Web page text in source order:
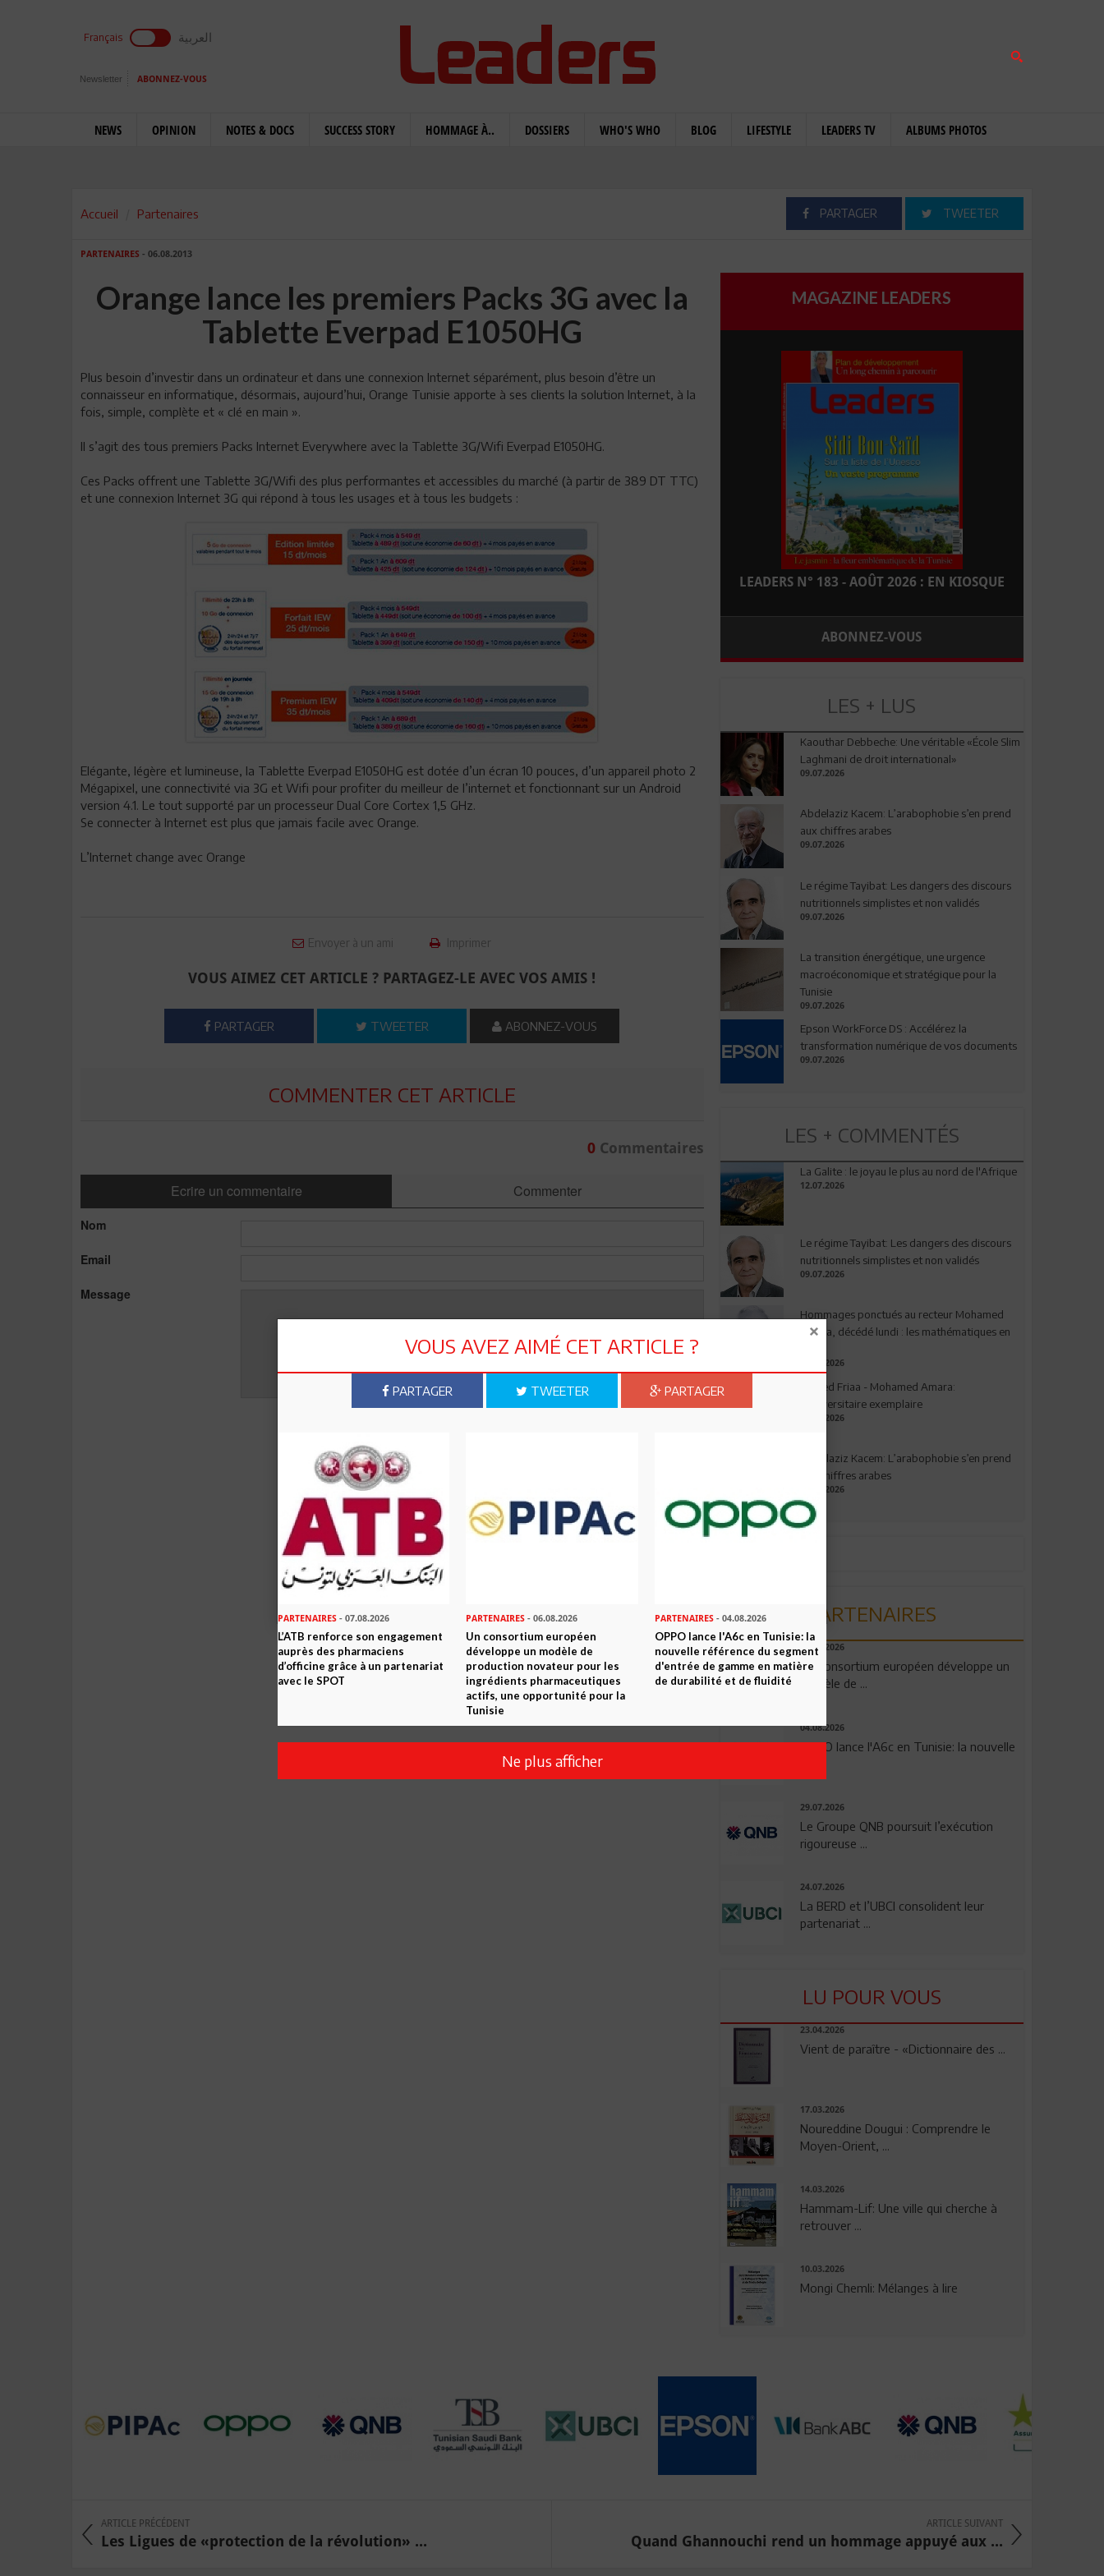
Français العربية
Newsletter ABONNEZ-VOUS
NEWS OPINION NOTES & DOCS SUCCESS STORY HOMMAGE À.. DOSSIERS WHO'S WHO BLOG LIFESTYLE LEADERS TV ALBUMS PHOTOS
Accueil Partenaires PARTAGER TWEETER
PARTENAIRES - 06.08.2013
Orange lance les premiers Packs 3G avec la
Tablette Everpad E1050HG
Plus besoin d’investir dans un ordinateur et dans une connexion Internet séparément, plus besoin d’être un
connaisseur en informatique, désormais, aujourd’hui, Orange Tunisie apporte à ses clients la solution Internet, à la
fois, simple, complète et « clé en main ».
Il s’agit des tous premiers Packs Internet Everywhere avec la Tablette 3G/Wifi Everpad E1050HG.
Ces Packs offrent une Tablette 3G/Wifi des plus performantes et accessibles du marché (à partir de 389 DT TTC)
et une connexion Internet 3G qui répond à tous les usages et à tous les budgets :
Elégante, légère et lumineuse, la Tablette Everpad E1050HG est dotée d’un écran 10 pouces, d’un appareil photo 2
Mégapixel, une connectivité via 3G et Wifi pour profiter du meilleur de l’internet et fonctionnant sur un Android
version 4.1. Le tout supporté par un processeur Dual Core Cortex 1,5 GHz.
Se connecter à Internet est plus que jamais facile avec Orange.
L’Internet change avec Orange
Envoyer à un ami Imprimer
VOUS AIMEZ CET ARTICLE ? PARTAGEZ-LE AVEC VOS AMIS !
PARTAGER TWEETER ABONNEZ-VOUS
COMMENTER CET ARTICLE
0Commentaires
Ecrire un commentaire Commenter
Nom
Email
Message
MAGAZINE LEADERS
LEADERS N° 183 - AOÛT 2026 : EN KIOSQUE
ABONNEZ-VOUS
LES + LUS
Kaouthar Debbeche: Une véritable «École Slim
Laghmani de droit international»
09.07.2026
Abdelaziz Kacem: L’arabophobie s’en prend
aux chiffres arabes
09.07.2026
Le régime Tayibat: Les dangers des discours
nutritionnels simplistes et non validés
09.07.2026
La transition énergétique, une urgence
macroéconomique et stratégique pour la
Tunisie
09.07.2026
Epson WorkForce DS : Accélérez la
transformation numérique de vos documents
09.07.2026
LES + COMMENTÉS
La Galite : le joyau le plus au nord de l'Afrique
12.07.2026
Le régime Tayibat: Les dangers des discours
nutritionnels simplistes et non validés
09.07.2026
Hommages ponctués au recteur Mohamed
Amara, décédé lundi : les mathématiques en
03.08.2026
Ahmed Friaa - Mohamed Amara:
l’Universitaire exemplaire
04.08.2026
Abdelaziz Kacem: L’arabophobie s’en prend
aux chiffres arabes
09.07.2026
PARTENAIRES
06.08.2026
Un consortium européen développe un
modèle de ...
04.08.2026
OPPO lance l'A6c en Tunisie: la nouvelle
29.07.2026
Le Groupe QNB poursuit l’exécution
rigoureuse ...
24.07.2026
La BERD et l’UBCI consolident leur
partenariat ...
LU POUR VOUS
23.04.2026
Vient de paraître - «Dictionnaire des ...
17.03.2026
Noureddine Dougui : Comprendre le
Moyen-Orient, ...
14.03.2026
Hammam-Lif: Une ville qui cherche à
retrouver ...
10.03.2026
Mongi Chemli: Mélanges à lire
ARTICLE PRÉCÉDENT
Les Ligues de «protection de la révolution» ...
ARTICLE SUIVANT
Quand Ghannouchi rend un hommage appuyé aux ...
VOUS AVEZ AIMÉ CET ARTICLE ?
PARTAGER TWEETER PARTAGER
PARTENAIRES - 07.08.2026
L’ATB renforce son engagement
auprès des pharmaciens
d’officine grâce à un partenariat
avec le SPOT
PARTENAIRES - 06.08.2026
Un consortium européen
développe un modèle de
production novateur pour les
ingrédients pharmaceutiques
actifs, une opportunité pour la
Tunisie
PARTENAIRES- 04.08.2026
OPPO lance l'A6c en Tunisie: la
nouvelle référence du segment
d'entrée de gamme en matière
de durabilité et de fluidité
Ne plus afficher